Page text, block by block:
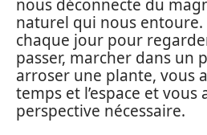
nous déconnecte du
naturel qui nous
chaque jour pour
passer, marcher dans un
arroser une plante, vous
temps et l’espace et
perspective nécessaire.